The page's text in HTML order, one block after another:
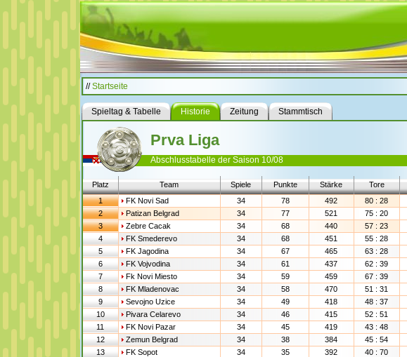
//Startseite
Spieltag & Tabelle Historie Zeitung Stammtisch
Prva Liga
Abschlusstabelle der Saison 10/08
Platz Team Spiele Punkte Stärke Tore
1
FK Novi Sad 34 78 492 80 : 28
2
Patizan Belgrad 34 77 521 75 : 20
3
Zebre Cacak 34 68 440 57 : 23
4
FK Smederevo 34 68 451 55 : 28
5
FK Jagodina 34 67 465 63 : 28
6
FK Vojvodina 34 61 437 62 : 39
7
Fk Novi Miesto 34 59 459 67 : 39
8
FK Mladenovac 34 58 470 51 : 31
9
Sevojno Uzice 34 49 418 48 : 37
10
Pivara Celarevo 34 46 415 52 : 51
11
FK Novi Pazar 34 45 419 43 : 48
12
Zemun Belgrad 34 38 384 45 : 54
13
FK Sopot 34 35 392 40 : 70